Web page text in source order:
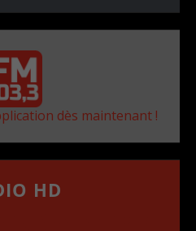
dès maintenant !
HD